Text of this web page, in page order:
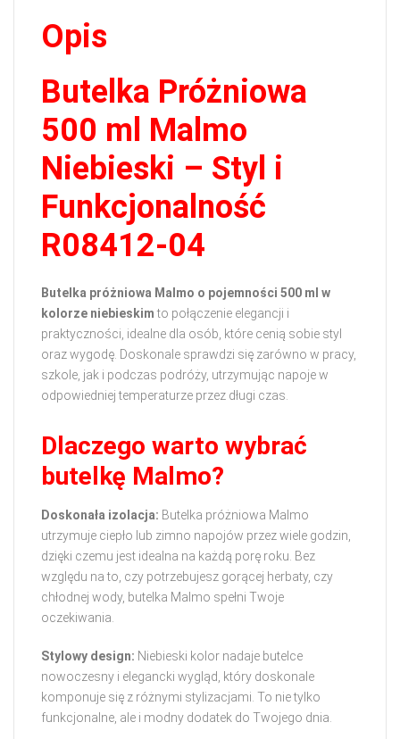
Opis
Butelka Próżniowa
500 ml Malmo
Niebieski – Styl i
Funkcjonalność
R08412-04
Butelka próżniowa Malmo o pojemności 500 ml w
kolorze niebieskimto połączenie elegancji i
praktyczności, idealne dla osób, które cenią sobie styl
oraz wygodę. Doskonale sprawdzi się zarówno w pracy,
szkole, jak i podczas podróży, utrzymując napoje w
odpowiedniej temperaturze przez długi czas.
Dlaczego warto wybrać
butelkę Malmo?
Doskonała izolacja: Butelka próżniowa Malmo
utrzymuje ciepło lub zimno napojów przez wiele godzin,
dzięki czemu jest idealna na każdą porę roku. Bez
względu na to, czy potrzebujesz gorącej herbaty, czy
chłodnej wody, butelka Malmo spełni Twoje
oczekiwania.
Stylowy design: Niebieski kolor nadaje butelce
nowoczesny i elegancki wygląd, który doskonale
komponuje się z różnymi stylizacjami. To nie tylko
funkcjonalne, ale i modny dodatek do Twojego dnia.